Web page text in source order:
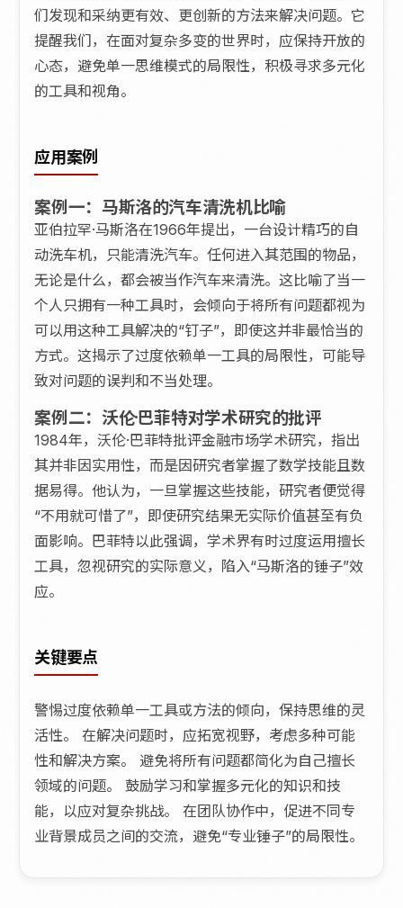
们发现和采纳更有效、更创新的方法来解决问题。它
提醒我们，在面对复杂多变的世界时，应保持开放的
心态，避免单一思维模式的局限性，积极寻求多元化
的工具和视角。
应用案例
案例一：马斯洛的汽车清洗机比喻
亚伯拉罕·马斯洛在1966年提出，一台设计精巧的自
动洗车机，只能清洗汽车。任何进入其范围的物品，
无论是什么，都会被当作汽车来清洗。这比喻了当一
个人只拥有一种工具时，会倾向于将所有问题都视为
可以用这种工具解决的“钉子”，即使这并非最恰当的
方式。这揭示了过度依赖单一工具的局限性，可能导
致对问题的误判和不当处理。
案例二：沃伦·巴菲特对学术研究的批评
1984年，沃伦·巴菲特批评金融市场学术研究，指出
其并非因实用性，而是因研究者掌握了数学技能且数
据易得。他认为，一旦掌握这些技能，研究者便觉得
“不用就可惜了”，即使研究结果无实际价值甚至有负
面影响。巴菲特以此强调，学术界有时过度运用擅长
工具，忽视研究的实际意义，陷入“马斯洛的锤子”效
应。
关键要点
警惕过度依赖单一工具或方法的倾向，保持思维的灵
活性。 在解决问题时，应拓宽视野，考虑多种可能
性和解决方案。 避免将所有问题都简化为自己擅长
领域的问题。 鼓励学习和掌握多元化的知识和技
能，以应对复杂挑战。 在团队协作中，促进不同专
业背景成员之间的交流，避免“专业锤子”的局限性。